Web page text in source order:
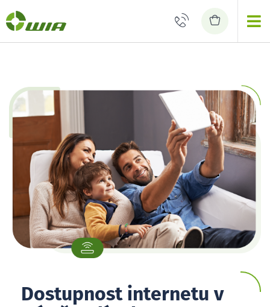
Dostupnost internetu v